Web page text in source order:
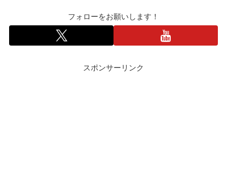
フォローをお願いします！
スポンサーリンク